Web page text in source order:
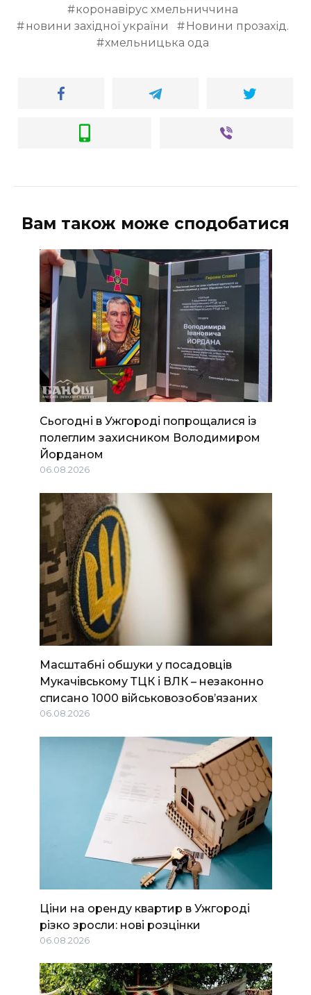
ФОТО коронавірус хмельниччина
новини західної україни
Новини прозахід.
хмельницька ода
Вам також може сподобатися
Сьогодні в Ужгороді попрощалися із
полеглим захисником Володимиром
Йорданом
06.08.2026
Масштабні обшуки у посадовців
Мукачівському ТЦК і ВЛК – незаконно
списано 1000 військовозобов’язаних
06.08.2026
Ціни на оренду квартир в Ужгороді
різко зросли: нові розцінки
06.08.2026